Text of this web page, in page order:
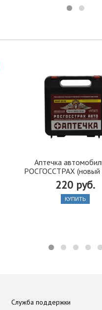
Аптечка
РОСГОССТРАХ (новый
220 руб.
КУПИТЬ
Служба поддержки